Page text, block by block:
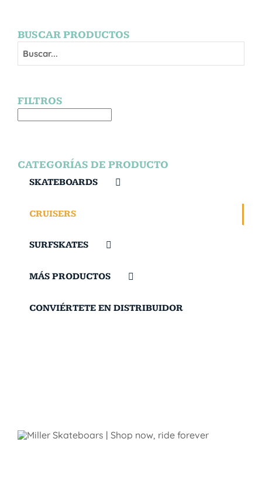
BUSCAR PRODUCTOS
FILTROS
CATEGORÍAS DE PRODUCTO
SKATEBOARDS
CRUISERS
SURFSKATES
MÁS PRODUCTOS
CONVIÉRTETE EN DISTRIBUIDOR